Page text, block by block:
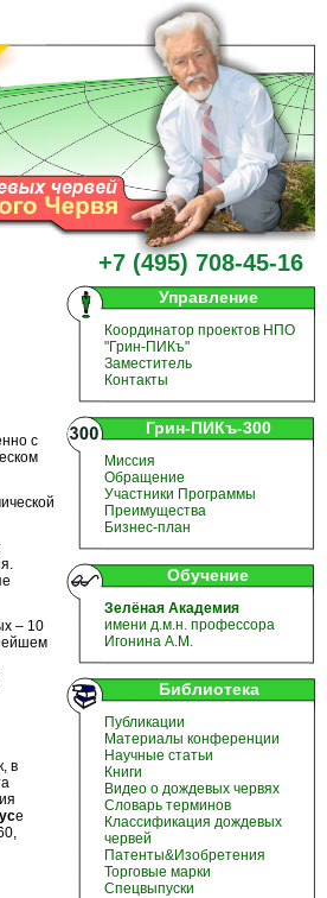
+7 (495) 708-45-16
с
– 10
в
е
Управление
Координатор проектов НПО
"Грин-ПИКъ"
Заместитель
Контакты
Грин-ПИКъ-300
Миссия
Обращение
Участники Программы
Преимущества
Бизнес-план
Обучение
Зелёная Академия
имени д.м.н. профессора
Игонина А.М.
Библиотека
Публикации
Материалы конференции
Научные статьи
Книги
Видео о дождевых червях
Словарь терминов
Классификация дождевых
червей
Патенты&Изобретения
Торговые марки
Спецвыпуски